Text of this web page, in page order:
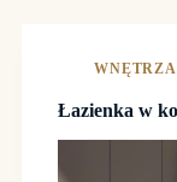
WNĘTRZA
Łazienka w